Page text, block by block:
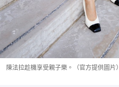
陳法拉趁機享受親子樂。（官方提供圖片）